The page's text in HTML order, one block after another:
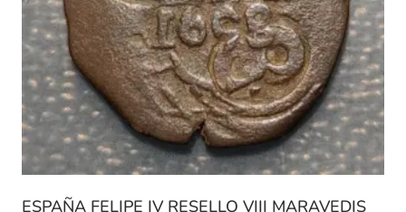
ESPAÑA FELIPE IV RESELLO VIII MARAVEDIS